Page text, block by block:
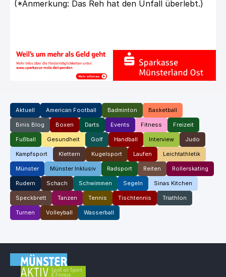
(*Anmerkung: Das Reh hat den Unfall überlebt.)
Aktuell American Football Badminton Basketball
Binis Blog Boxen Darts Events Fitness Freizeit
Fußball Gesundheit Golf Handball Interview Judo
Kampfsport Klettern Kugelsport Laufen Leichtathletik
Münster Münster Inklusiv Radsport Reiten Rollerskating
Rudern Schach Schwimmen Segeln Sinas Kitchen
Speckbrett Tanzen Tennis Tischtennis Triathlon
Turnen Volleyball Wasserball